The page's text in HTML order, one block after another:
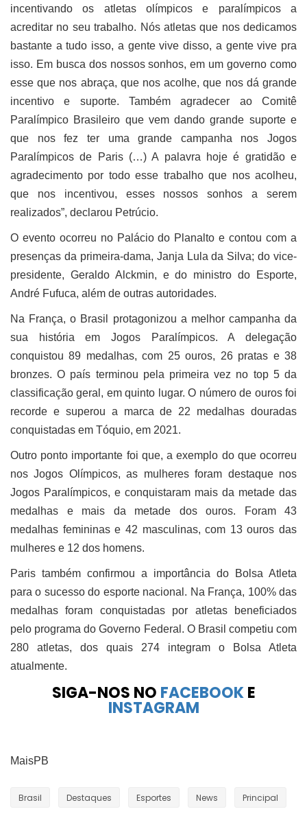
incentivando os atletas olímpicos e paralímpicos a
acreditar no seu trabalho. Nós atletas que nos dedicamos
bastante a tudo isso, a gente vive disso, a gente vive pra
isso. Em busca dos nossos sonhos, em um governo como
esse que nos abraça, que nos acolhe, que nos dá grande
incentivo e suporte. Também agradecer ao Comitê
Paralímpico Brasileiro que vem dando grande suporte e
que nos fez ter uma grande campanha nos Jogos
Paralímpicos de Paris (…) A palavra hoje é gratidão e
agradecimento por todo esse trabalho que nos acolheu,
que nos incentivou, esses nossos sonhos a serem
realizados”, declarou Petrúcio.
O evento ocorreu no Palácio do Planalto e contou com a
presenças da primeira-dama, Janja Lula da Silva; do vice-
presidente, Geraldo Alckmin, e do ministro do Esporte,
André Fufuca, além de outras autoridades.
Na França, o Brasil protagonizou a melhor campanha da
sua história em Jogos Paralímpicos. A delegação
conquistou 89 medalhas, com 25 ouros, 26 pratas e 38
bronzes. O país terminou pela primeira vez no top 5 da
classificação geral, em quinto lugar. O número de ouros foi
recorde e superou a marca de 22 medalhas douradas
conquistadas em Tóquio, em 2021.
Outro ponto importante foi que, a exemplo do que ocorreu
nos Jogos Olímpicos, as mulheres foram destaque nos
Jogos Paralímpicos, e conquistaram mais da metade das
medalhas e mais da metade dos ouros. Foram 43
medalhas femininas e 42 masculinas, com 13 ouros das
mulheres e 12 dos homens.
Paris também confirmou a importância do Bolsa Atleta
para o sucesso do esporte nacional. Na França, 100% das
medalhas foram conquistadas por atletas beneficiados
pelo programa do Governo Federal. O Brasil competiu com
280 atletas, dos quais 274 integram o Bolsa Atleta
atualmente.
SIGA-NOS NO FACEBOOKE
INSTAGRAM
MaisPB
Brasil Destaques Esportes News Principal